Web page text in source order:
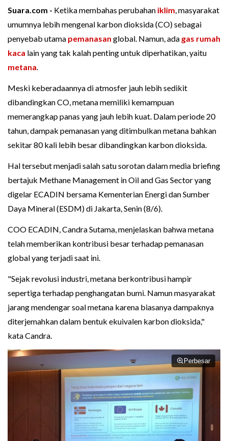
Suara.com - Ketika membahas perubahan iklim, masyarakat
umumnya lebih mengenal karbon dioksida (CO) sebagai
penyebab utama pemanasan global. Namun, ada gas rumah
kaca lain yang tak kalah penting untuk diperhatikan, yaitu
metana.
Meski keberadaannya di atmosfer jauh lebih sedikit
dibandingkan CO, metana memiliki kemampuan
memerangkap panas yang jauh lebih kuat. Dalam periode 20
tahun, dampak pemanasan yang ditimbulkan metana bahkan
sekitar 80 kali lebih besar dibandingkan karbon dioksida.
Hal tersebut menjadi salah satu sorotan dalam media briefing
bertajuk Methane Management in Oil and Gas Sector yang
digelar ECADIN bersama Kementerian Energi dan Sumber
Daya Mineral (ESDM) di Jakarta, Senin (8/6).
COO ECADIN, Candra Sutama, menjelaskan bahwa metana
telah memberikan kontribusi besar terhadap pemanasan
global yang terjadi saat ini.
"Sejak revolusi industri, metana berkontribusi hampir
sepertiga terhadap penghangatan bumi. Namun masyarakat
jarang mendengar soal metana karena biasanya dampaknya
diterjemahkan dalam bentuk ekuivalen karbon dioksida,"
kata Candra.
Perbesar